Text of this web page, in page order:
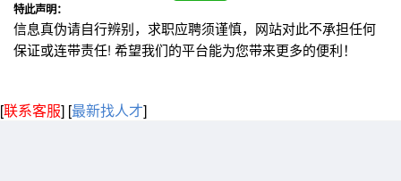
特此声明：
信息真伪请自行辨别，求职应聘须谨慎，网站对此不承担任何
保证或连带责任! 希望我们的平台能为您带来更多的便利！
[联系客服] [最新找人才]